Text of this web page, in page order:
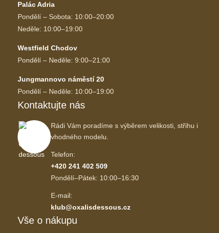
Palác Adria
Pondělí – Sobota: 10:00–20:00
Neděle: 10:00–19:00
Westfield Chodov
Pondělí – Neděle: 9:00–21:00
Jungmannovo náměstí 20
Pondělí – Neděle: 10:00–19:00
Kontaktujte nás
Rádi Vám poradíme s výběrem velikosti, střihu i
vhodného modelu.
Telefon:
+420 241 402 509
Pondělí–Pátek: 10:00–16:30
E-mail:
klub@oxalisdessous.cz
Vše o nákupu